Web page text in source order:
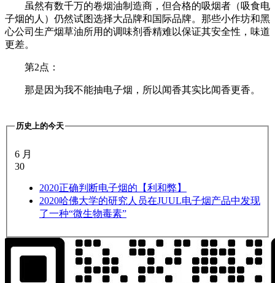
虽然有数千万的卷烟油制造商，但合格的吸烟者（吸食电
子烟的人）仍然试图选择大品牌和国际品牌。那些小作坊和黑
心公司生产烟草油所用的调味剂香精难以保证其安全性，味道
更差。
第2点：
那是因为我不能抽电子烟，所以闻香其实比闻香更香。
历史上的今天
6 月
30
2020正确判断电子烟的【利和弊】
2020哈佛大学的研究人员在JUUL电子烟产品中发现
了一种“微生物毒素”